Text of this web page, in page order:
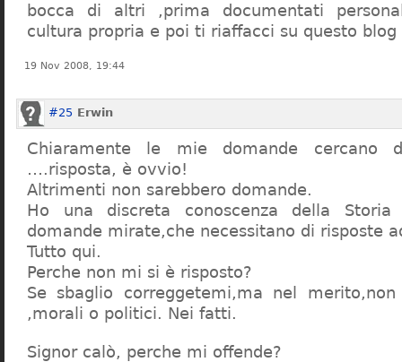
bocca di altri ,prima documentati
cultura propria e poi ti riaffacci su questo blog
19 Nov 2008, 19:44
#25 Erwin
Chiaramente le mie domande cercano
….risposta, è ovvio!
Altrimenti non sarebbero domande.
Ho una discreta conoscenza della
domande mirate,che necessitano di risposte
Tutto qui.
Perche non mi si è risposto?
Se sbaglio correggetemi,ma nel
,morali o politici. Nei fatti.
Signor calò, perche mi offende?